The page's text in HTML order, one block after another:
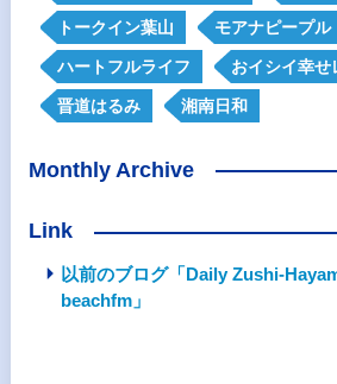
トークイン葉山 モアナピープル
ハートフルライフ おイシイ幸せ
晋道はるみ 湘南日和
Monthly Archive
Link
以前のブログ「Daily Zushi-
beachfm」